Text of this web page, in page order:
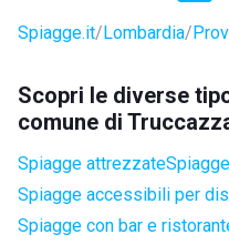
Spiagge.it Lombardia
Scopri le diverse
comune di
Spiagge attrezzate
Spiagge accessibili per
Spiagge con bar e